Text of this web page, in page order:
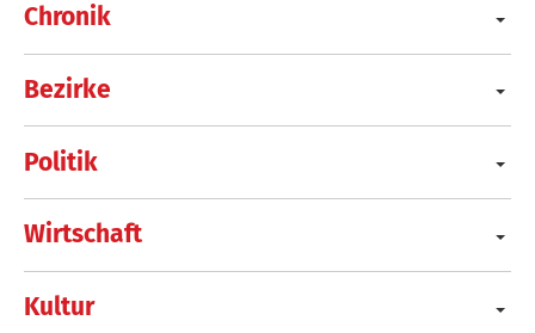
Chronik
Bezirke
Politik
Wirtschaft
Kultur